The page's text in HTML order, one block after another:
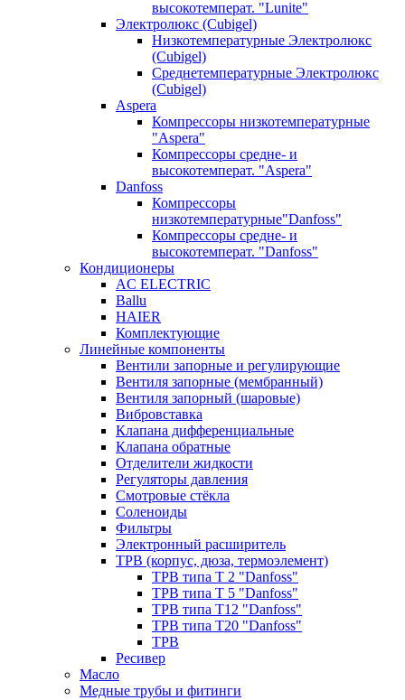
высокотемперат. "Lunite"
Электролюкс (Cubigel)
Низкотемпературные Электролюкс
(Cubigel)
Среднетемпературные Электролюкс
(Cubigel)
Aspera
Компрессоры низкотемпературные
"Aspera"
Компрессоры средне- и
высокотемперат. "Aspera"
Danfoss
Компрессоры
низкотемпературные"Danfoss"
Компрессоры средне- и
высокотемперат. "Danfoss"
Кондиционеры
AC ELECTRIC
Ballu
HAIER
Комплектующие
Линейные компоненты
Вентили запорные и регулирующие
Вентиля запорные (мембранный)
Вентиля запорный (шаровые)
Вибровставка
Клапана дифференциальные
Клапана обратные
Отделители жидкости
Регуляторы давления
Смотровые стёкла
Соленоиды
Фильтры
Электронный расширитель
ТРВ (корпус, дюза, термоэлемент)
ТРВ типа Т 2 "Danfoss"
ТРВ типа Т 5 "Danfoss"
ТРВ типа Т12 "Danfoss"
ТРВ типа Т20 "Danfoss"
ТРВ
Ресивер
Масло
Медные трубы и фитинги